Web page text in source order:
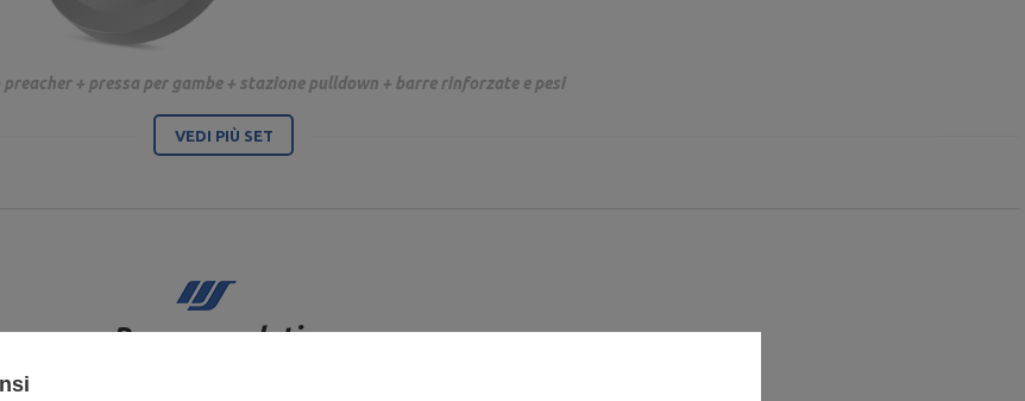
+ pressa per gambe + stazione pulldown + barre rinforzate e pesi
VEDI PIÙ SET
Raccomandati